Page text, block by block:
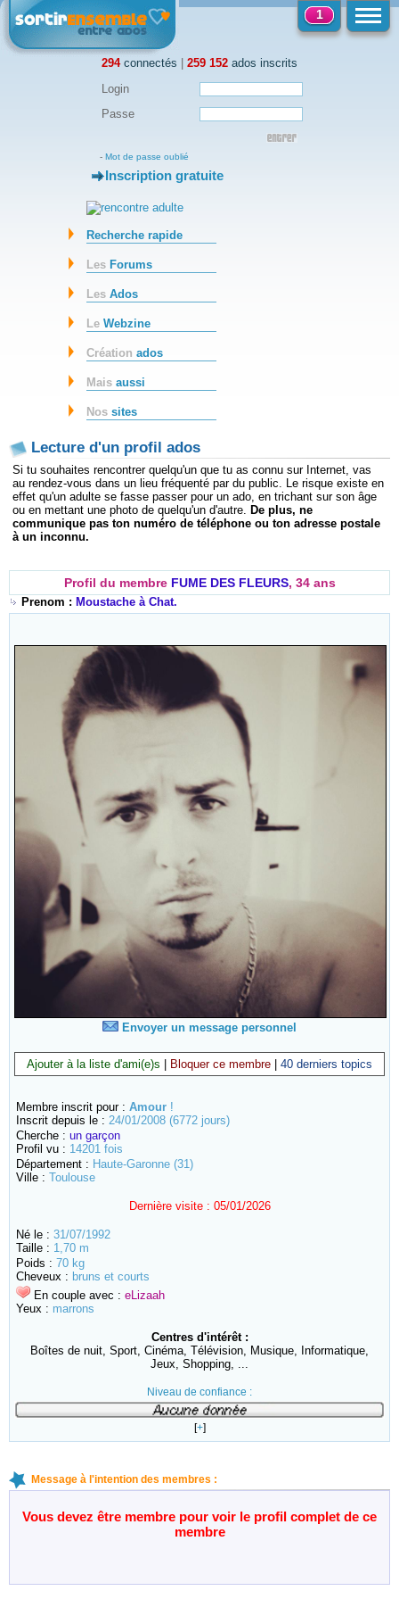
294connectés | 259 152 ados inscrits
1
Login
Passe
- Mot de passe oublié
-Inscription gratuite
Recherche rapide
Les Forums
LesAdos
LeWebzine
Créationados
Maisaussi
Nossites
Lecture d'un profil ados
Si tu souhaites rencontrer quelqu'un que tu as connu sur Internet, vas
au rendez-vous dans un lieu fréquenté par du public. Le risque existe en
effet qu'un adulte se fasse passer pour un ado, en trichant sur son âge
ou en mettant une photo de quelqu'un d'autre. De plus, ne
communique pas ton numéro de téléphone ou ton adresse postale
à un inconnu.
Profil du membre FUME DES FLEURS, 34 ans
Prenom : Moustache à Chat.
Envoyer un message personnel
Ajouter à la liste d'ami(e)s Bloquer ce membre 40 derniers topics
Membre inscrit pour : Amour !
Inscrit depuis le : 24/01/2008 (6772 jours)
Cherche : un garçon
Profil vu : 14201 fois
Département : Haute-Garonne (31)
Ville : Toulouse
Dernière visite : 05/01/2026
Né le : 31/07/1992
Taille : 1,70 m
Poids : 70 kg
Cheveux : bruns et courts
En couple avec : eLizaah
Yeux : marrons
Centres d'intérêt :
Boîtes de nuit, Sport, Cinéma, Télévision, Musique, Informatique,
Jeux, Shopping, ...
Niveau de confiance :
[+]
Message à l'intention des membres :
Vous devez être membre pour voir le profil complet de ce
membre